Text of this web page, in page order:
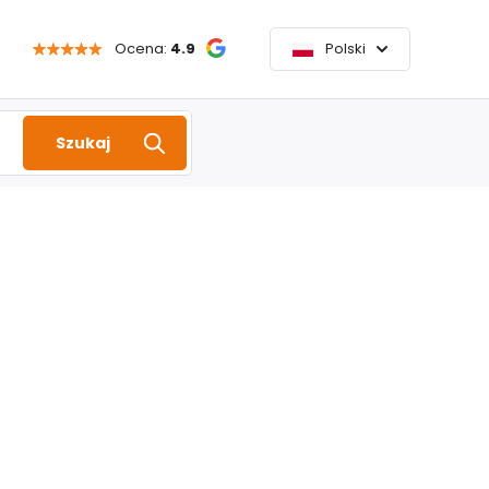
Ocena: 4.9 Polski
Szukaj